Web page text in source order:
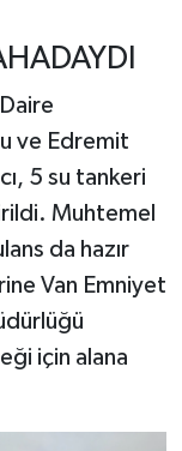
ve Edremit
5 su tankeri
Muhtemel
da hazır
Van Emniyet
için alana